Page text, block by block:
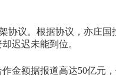
协议。根据协议，亦庄
迟迟未能到位。
金额据报道高达50亿元